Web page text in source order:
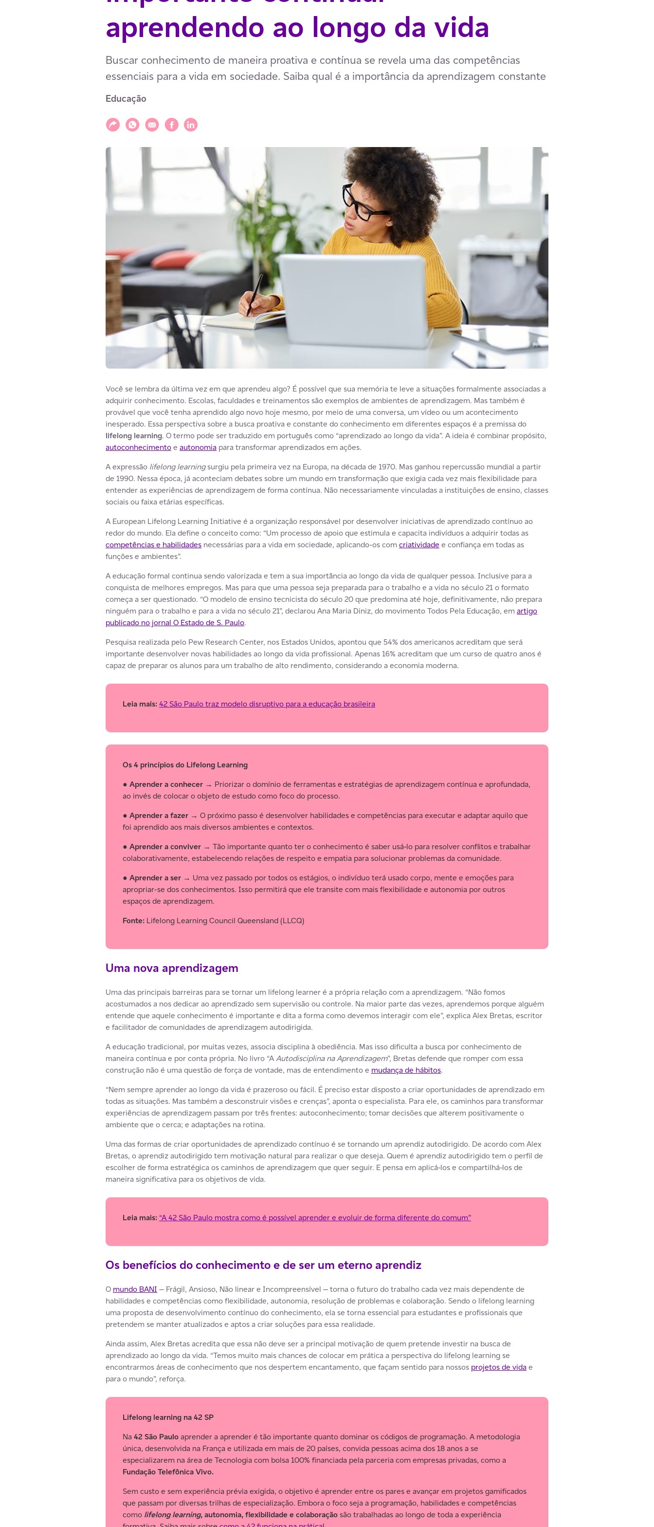
aprendendo ao longo da vida
Buscar conhecimento de maneira proativa e contínua se revela uma das competências
essenciais para a vida em sociedade. Saiba qual é a importância da aprendizagem constante
Educação
Compartilhar
Compartilhar via WhatsApp
Compartilhar via E-mail
Compartilhar via Facebook
Compartilhar via LinkedIn
Você se lembra da última vez em que aprendeu algo? É possível que sua memória te leve a situações formalmente associadas a
adquirir conhecimento. Escolas, faculdades e treinamentos são exemplos de ambientes de aprendizagem. Mas também é
provável que você tenha aprendido algo novo hoje mesmo, por meio de uma conversa, um vídeo ou um acontecimento
inesperado. Essa perspectiva sobre a busca proativa e constante do conhecimento em diferentes espaços é a premissa do
lifelong learning. O termo pode ser traduzido em português como “aprendizado ao longo da vida”. A ideia é combinar propósito,
autoconhecimentoe autonomia para transformar aprendizados em ações.
A expressão lifelong learningsurgiu pela primeira vez na Europa, na década de 1970. Mas ganhou repercussão mundial a partir
de 1990. Nessa época, já aconteciam debates sobre um mundo em transformação que exigia cada vez mais flexibilidade para
entender as experiências de aprendizagem de forma contínua. Não necessariamente vinculadas a instituições de ensino, classes
sociais ou faixa etárias específicas.
A European Lifelong Learning Initiative é a organização responsável por desenvolver iniciativas de aprendizado contínuo ao
redor do mundo. Ela define o conceito como: “Um processo de apoio que estimula e capacita indivíduos a adquirir todas as
competências e habilidades necessárias para a vida em sociedade, aplicando-os com criatividade e confiança em todas as
funções e ambientes”.
A educação formal continua sendo valorizada e tem a sua importância ao longo da vida de qualquer pessoa. Inclusive para a
conquista de melhores empregos. Mas para que uma pessoa seja preparada para o trabalho e a vida no século 21 o formato
começa a ser questionado. “O modelo de ensino tecnicista do século 20 que predomina até hoje, definitivamente, não prepara
ninguém para o trabalho e para a vida no século 21”, declarou Ana Maria Diniz, do movimento Todos Pela Educação, em artigo
publicado no jornal O Estado de S. Paulo.
Pesquisa realizada pelo Pew Research Center, nos Estados Unidos, apontou que 54% dos americanos acreditam que será
importante desenvolver novas habilidades ao longo da vida profissional. Apenas 16% acreditam que um curso de quatro anos é
capaz de preparar os alunos para um trabalho de alto rendimento, considerando a economia moderna.
Leia mais:42 São Paulo traz modelo disruptivo para a educação brasileira
Os 4 princípios do Lifelong Learning
● Aprender a conhecer → Priorizar o domínio de ferramentas e estratégias de aprendizagem contínua e aprofundada,
ao invés de colocar o objeto de estudo como foco do processo.
● Aprender a fazer → O próximo passo é desenvolver habilidades e competências para executar e adaptar aquilo que
foi aprendido aos mais diversos ambientes e contextos.
● Aprender a conviver → Tão importante quanto ter o conhecimento é saber usá-lo para resolver conflitos e trabalhar
colaborativamente, estabelecendo relações de respeito e empatia para solucionar problemas da comunidade.
● Aprender a ser → Uma vez passado por todos os estágios, o indivíduo terá usado corpo, mente e emoções para
apropriar-se dos conhecimentos. Isso permitirá que ele transite com mais flexibilidade e autonomia por outros
espaços de aprendizagem.
Fonte: Lifelong Learning Council Queensland (LLCQ)
Uma nova aprendizagem
Uma das principais barreiras para se tornar um lifelong learner é a própria relação com a aprendizagem. “Não fomos
acostumados a nos dedicar ao aprendizado sem supervisão ou controle. Na maior parte das vezes, aprendemos porque alguém
entende que aquele conhecimento é importante e dita a forma como devemos interagir com ele”, explica Alex Bretas, escritor
e facilitador de comunidades de aprendizagem autodirigida.
A educação tradicional, por muitas vezes, associa disciplina à obediência. Mas isso dificulta a busca por conhecimento de
maneira contínua e por conta própria. No livro “AAutodisciplina na Aprendizagem”, Bretas defende que romper com essa
construção não é uma questão de força de vontade, mas de entendimento e mudança de hábitos.
“Nem sempre aprender ao longo da vida é prazeroso ou fácil. É preciso estar disposto a criar oportunidades de aprendizado em
todas as situações. Mas também a desconstruir visões e crenças”, aponta o especialista. Para ele, os caminhos para transformar
experiências de aprendizagem passam por três frentes: autoconhecimento; tomar decisões que alterem positivamente o
ambiente que o cerca; e adaptações na rotina.
Uma das formas de criar oportunidades de aprendizado contínuo é se tornando um aprendiz autodirigido. De acordo com Alex
Bretas, o aprendiz autodirigido tem motivação natural para realizar o que deseja. Quem é aprendiz autodirigido tem o perfil de
escolher de forma estratégica os caminhos de aprendizagem que quer seguir. E pensa em aplicá-los e compartilhá-los de
maneira significativa para os objetivos de vida.
Leia mais: “A 42 São Paulo mostra como é possível aprender e evoluir de forma diferente do comum”
Os benefícios do conhecimento e de ser um eterno aprendiz
O mundo BANI — Frágil, Ansioso, Não linear e Incompreensível — torna o futuro do trabalho cada vez mais dependente de
habilidades e competências como flexibilidade, autonomia, resolução de problemas e colaboração. Sendo o lifelong learning
uma proposta de desenvolvimento contínuo do conhecimento, ela se torna essencial para estudantes e profissionais que
pretendem se manter atualizados e aptos a criar soluções para essa realidade.
Ainda assim, Alex Bretas acredita que essa não deve ser a principal motivação de quem pretende investir na busca de
aprendizado ao longo da vida. “Temos muito mais chances de colocar em prática a perspectiva do lifelong learning se
encontrarmos áreas de conhecimento que nos despertem encantamento, que façam sentido para nossos projetos de vidae
para o mundo”, reforça.
Lifelong learning na 42 SP
Na42 São Pauloaprender a aprender é tão importante quanto dominar os códigos de programação. A metodologia
única, desenvolvida na França e utilizada em mais de 20 países, convida pessoas acima dos 18 anos a se
especializarem na área de Tecnologia com bolsa 100% financiada pela parceria com empresas privadas, como a
Fundação Telefônica Vivo.
Sem custo e sem experiência prévia exigida, o objetivo é aprender entre os pares e avançar em projetos gamificados
que passam por diversas trilhas de especialização. Embora o foco seja a programação, habilidades e competências
como lifelong learning, autonomia, flexibilidade e colaboração são trabalhadas ao longo de toda a experiência